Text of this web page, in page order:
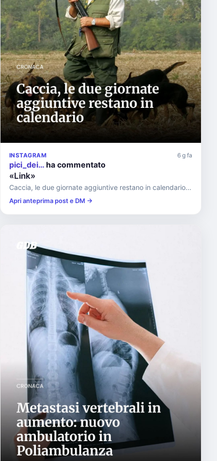
INSTAGRAM 6 g fa
pici_dei… ha commentato
«Link»
Caccia, le due giornate aggiuntive restano in calendario...
Apri anteprima post e DM →